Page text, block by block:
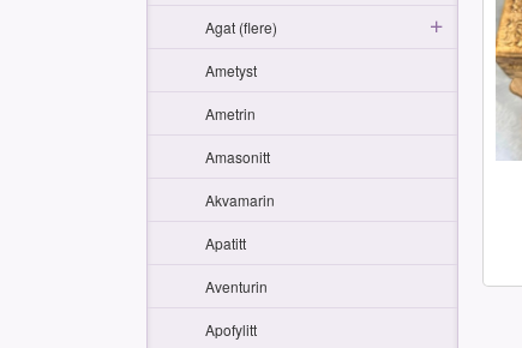
Agat (flere)
Ametyst
Ametrin
Amasonitt
Akvamarin
Apatitt
Aventurin
Apofylitt